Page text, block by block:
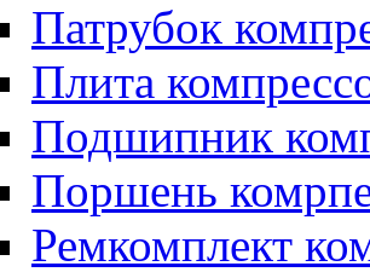
Патрубок
Плита
Подшипник
Поршень
Ремкомплект